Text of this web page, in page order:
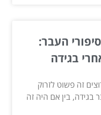
העבר:
בגידה
זה פשוט לזרוק
בין אם היה זה